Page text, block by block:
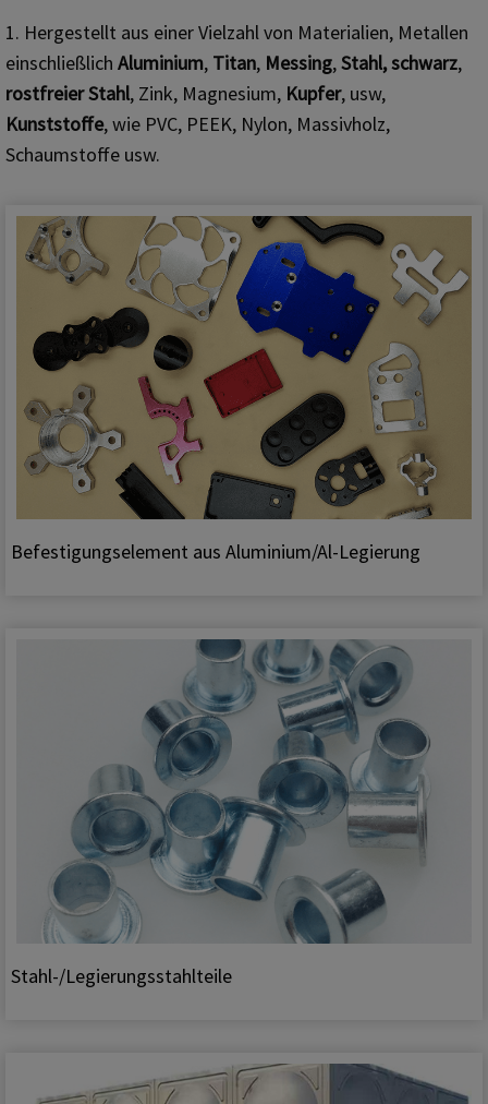
1. Hergestellt aus einer Vielzahl von Materialien, Metallen
einschließlich Aluminium, Titan, Messing,Stahl, schwarz,
rostfreier Stahl, Zink, Magnesium, Kupfer, usw,
Kunststoffe, wie PVC, PEEK, Nylon, Massivholz,
Schaumstoffe usw.
Befestigungselement aus Aluminium/Al-Legierung
Stahl-/Legierungsstahlteile